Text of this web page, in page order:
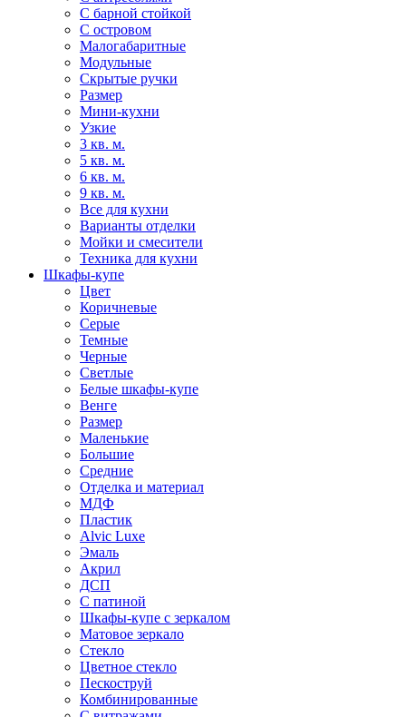
С барной стойкой
С островом
Малогабаритные
Модульные
Скрытые ручки
Размер
Мини-кухни
Узкие
3 кв. м.
5 кв. м.
6 кв. м.
9 кв. м.
Все для кухни
Варианты отделки
Мойки и смесители
Техника для кухни
Шкафы-купе
Цвет
Коричневые
Серые
Темные
Черные
Светлые
Белые шкафы-купе
Венге
Размер
Маленькие
Большие
Средние
Отделка и материал
МДФ
Пластик
Alvic Luxe
Эмаль
Акрил
ДСП
С патиной
Шкафы-купе с зеркалом
Матовое зеркало
Стекло
Цветное стекло
Пескоструй
Комбинированные